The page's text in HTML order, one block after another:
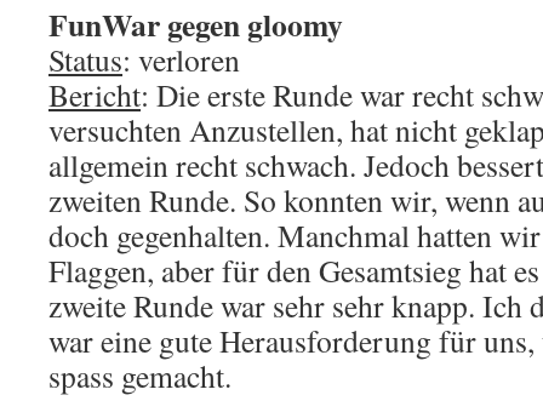
FunWar gegen gloomy
Status: verloren
Bericht: Die erste Runde war recht
versuchten Anzustellen, hat nicht
allgemein recht schwach. Jedoch
zweiten Runde. So konnten wir, wenn
doch gegenhalten. Manchmal hatten
Flaggen, aber für den Gesamtsieg hat
zweite Runde war sehr sehr knapp. Ich
war eine gute Herausforderung für
spass gemacht.